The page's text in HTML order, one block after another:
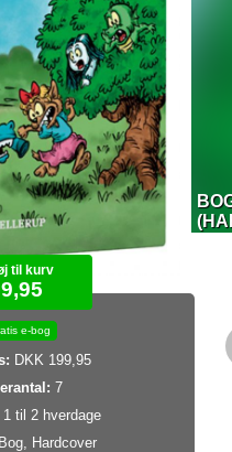
til kurv
e-bog
DKK 199,95
7
1 til 2 hverdage
Bog, Hardcover